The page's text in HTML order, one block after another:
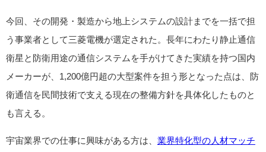
今回、その開発・製造から地上システムの設計までを一括で担
う事業者として三菱電機が選定された。長年にわたり静止通信
衛星と防衛用途の通信システムを手がけてきた実績を持つ国内
メーカーが、1,200億円超の大型案件を担う形となった点は、防
衛通信を民間技術で支える現在の整備方針を具体化したものと
も言える。
宇宙業界での仕事に興味がある方は、 業界特化型の人材マッチ